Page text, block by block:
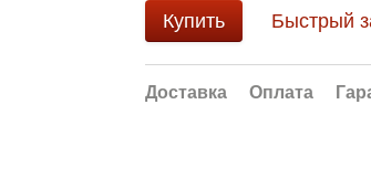
Купить Быстрый
Доставка Оплата